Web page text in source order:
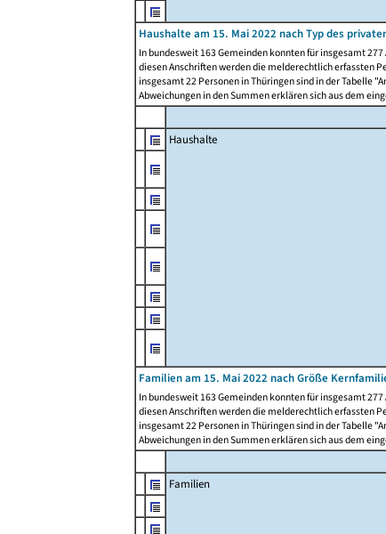
Haushalte am 15. Mai 2022 nach Typ des
In bundesweit 163 Gemeinden konnten für insgesamt
diesen Anschriften werden die melderechtlich erfassten
insgesamt 22 Personen in Thüringen sind in der Tabelle
Abweichungen in den Summen erklären sich aus dem
Haushalte
Familien am 15. Mai 2022 nach Größe
In bundesweit 163 Gemeinden konnten für insgesamt
diesen Anschriften werden die melderechtlich erfassten
insgesamt 22 Personen in Thüringen sind in der Tabelle
Abweichungen in den Summen erklären sich aus dem
Familien